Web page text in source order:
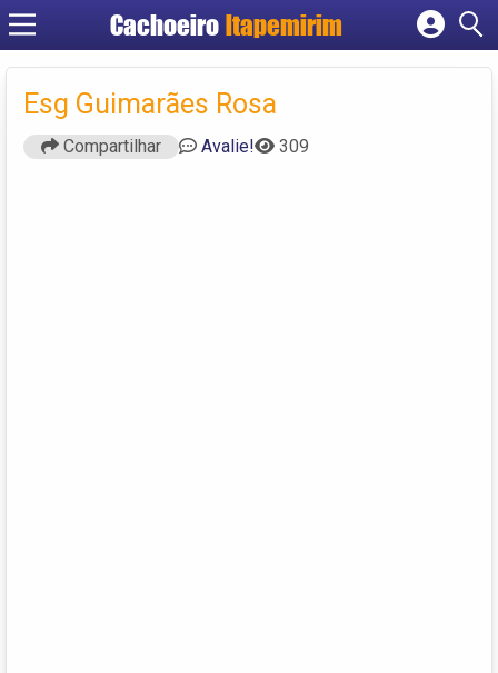
Cachoeiro Itapemirim
Cadastrar empresa
Criar conta
Esg Guimarães Rosa
Compartilhar Avalie! 309